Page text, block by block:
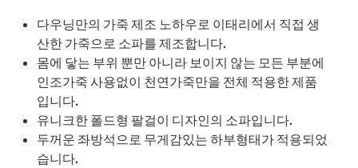
다우닝만의 가죽 제조 노하우로 이태리에서 직접 생
산한 가죽으로 소파를 제조합니다.
몸에 닿는 부위 뿐만 아니라 보이지 않는 모든 부분에
인조가죽 사용없이 천연가죽만을 전체 적용한 제품
입니다.
유니크한 폴드형 팔걸이 디자인의 소파입니다.
두꺼운 좌방석으로 무게감있는 하부형태가 적용되었
습니다.